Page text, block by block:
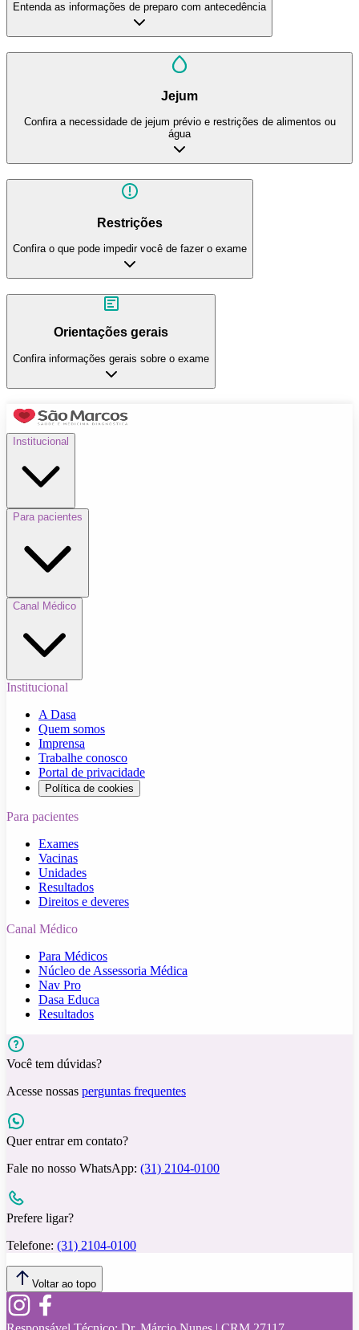
Entenda as informações de preparo com antecedência
Jejum
Confira a necessidade de jejum prévio e restrições de alimentos ou
água
Restrições
Confira o que pode impedir você de fazer o exame
Orientações gerais
Confira informações gerais sobre o exame
Institucional
Para pacientes
Canal Médico
Institucional
A Dasa
Quem somos
Imprensa
Trabalhe conosco
Portal de privacidade
Política de cookies
Para pacientes
Exames
Vacinas
Unidades
Resultados
Direitos e deveres
Canal Médico
Para Médicos
Núcleo de Assessoria Médica
Nav Pro
Dasa Educa
Resultados
Você tem dúvidas?
Acesse nossas perguntas frequentes
Quer entrar em contato?
Fale no nosso WhatsApp: (31) 2104-0100
Prefere ligar?
Telefone: (31) 2104-0100
Voltar ao topo